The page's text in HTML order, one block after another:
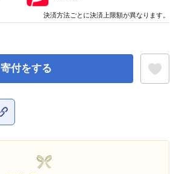
寄付をする
決済方法ごとに決済上限額が異なります。